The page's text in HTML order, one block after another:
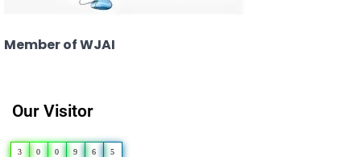
Member of WJAI
Our Visitor
3 0 0 9 6 5